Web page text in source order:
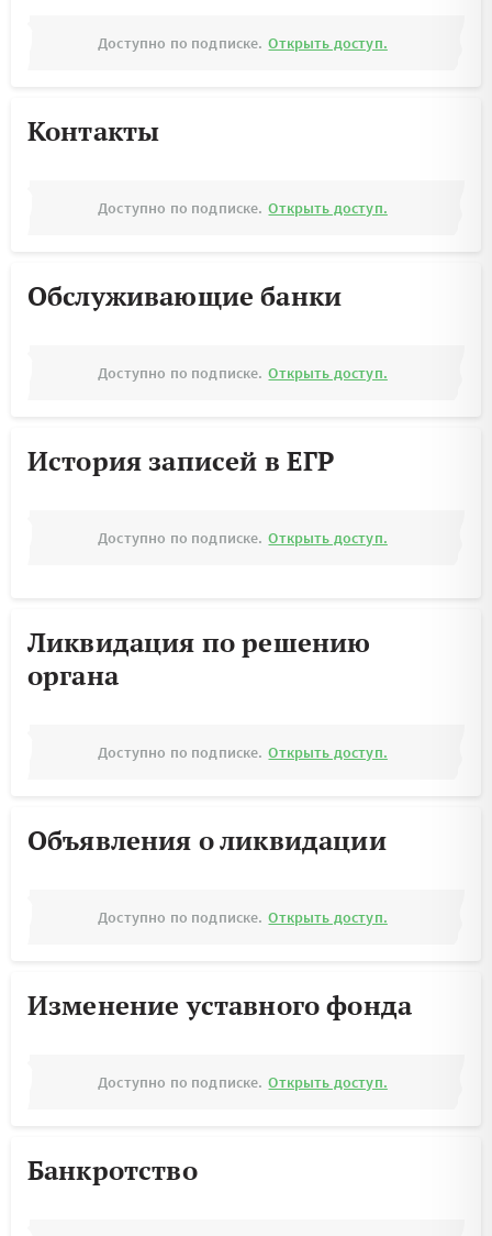
Доступно по подписке. Открыть доступ.
Контакты
Доступно по подписке. Открыть доступ.
Обслуживающие банки
Доступно по подписке. Открыть доступ.
История записей в ЕГР
Доступно по подписке. Открыть доступ.
Ликвидация по решению
органа
Доступно по подписке. Открыть доступ.
Объявления о ликвидации
Доступно по подписке. Открыть доступ.
Изменение уставного фонда
Доступно по подписке. Открыть доступ.
Банкротство